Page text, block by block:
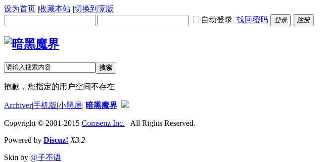
设为首页 |收藏本站 |切换到宽版
自动登录 找回密码 登录 注册
搜索
抱歉，您指定的用户空间不存在
Archiver|手机版|小黑屋| 暗黑魔界
Copyright © 2001-2015 Comsenz Inc. All Rights Reserved.
Powered by Discuz! X3.2
Skin by @子不语